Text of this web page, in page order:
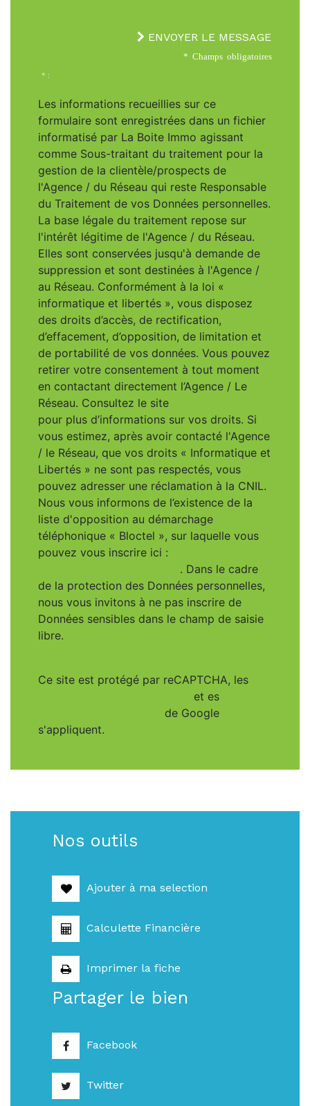
ENVOYER LE MESSAGE
* Champs obligatoires
* :
Les informations recueillies sur ce
formulaire sont enregistrées dans un fichier
informatisé par La Boite Immo agissant
comme Sous-traitant du traitement pour la
gestion de la clientèle/prospects de
l'Agence / du Réseau qui reste Responsable
du Traitement de vos Données personnelles.
La base légale du traitement repose sur
l'intérêt légitime de l'Agence / du Réseau.
Elles sont conservées jusqu'à demande de
suppression et sont destinées à l'Agence /
au Réseau. Conformément à la loi «
informatique et libertés », vous disposez
des droits d’accès, de rectification,
d’effacement, d’opposition, de limitation et
de portabilité de vos données. Vous pouvez
retirer votre consentement à tout moment
en contactant directement l’Agence / Le
Réseau. Consultez le site
pour plus d’informations sur vos droits. Si
vous estimez, après avoir contacté l'Agence
/ le Réseau, que vos droits « Informatique et
Libertés » ne sont pas respectés, vous
pouvez adresser une réclamation à la CNIL.
Nous vous informons de l’existence de la
liste d'opposition au démarchage
téléphonique « Bloctel », sur laquelle vous
pouvez vous inscrire ici :
. Dans le cadre
de la protection des Données personnelles,
nous vous invitons à ne pas inscrire de
Données sensibles dans le champ de saisie
libre.
Ce site est protégé par reCAPTCHA, les
et es
de Google
s'appliquent.
Nos outils
Ajouter à ma selection
Calculette Financière
Imprimer la fiche
Partager le bien
Facebook
Twitter